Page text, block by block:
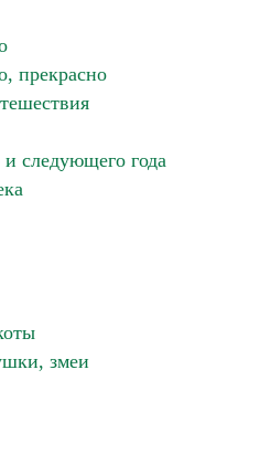
прекрасно
и следующего года
змеи